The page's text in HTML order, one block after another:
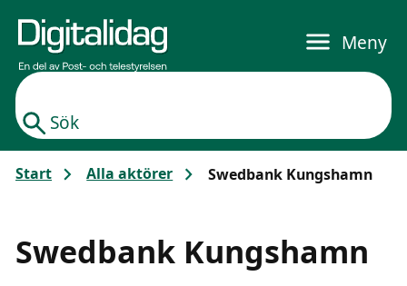
Sök
Meny
Start Alla aktörer Swedbank Kungshamn
Swedbank Kungshamn